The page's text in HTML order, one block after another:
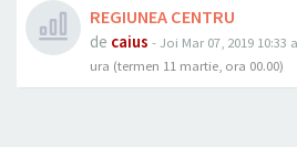
REGIUNEA CENTRU
de caius - Joi Mar 07, 2019 10:33
ura (termen 11 martie, ora 00.00)